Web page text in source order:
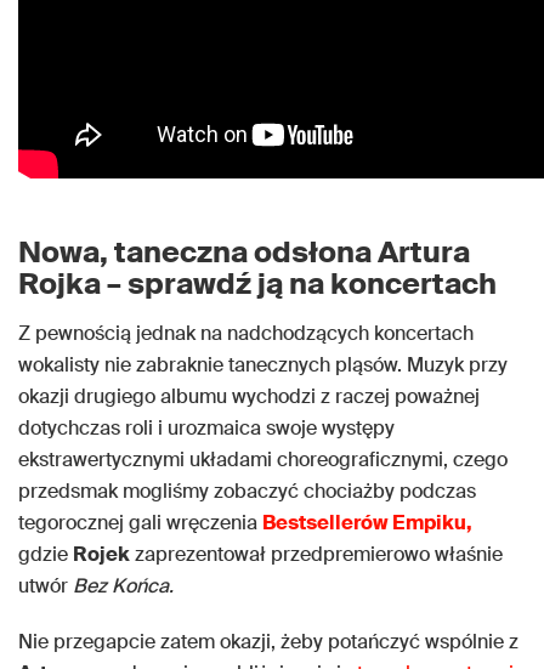
Nowa, taneczna odsłona Artura
Rojka – sprawdź ją na koncertach
Z pewnością jednak na nadchodzących koncertach
wokalisty nie zabraknie tanecznych pląsów. Muzyk przy
okazji drugiego albumu wychodzi z raczej poważnej
dotychczas roli i urozmaica swoje występy
ekstrawertycznymi układami choreograficznymi, czego
przedsmak mogliśmy zobaczyć chociażby podczas
tegorocznej gali wręczenia Bestsellerów Empiku,
gdzie Rojekzaprezentował przedpremierowo właśnie
utwór Bez Końca.
Nie przegapcie zatem okazji, żeby potańczyć wspólnie z